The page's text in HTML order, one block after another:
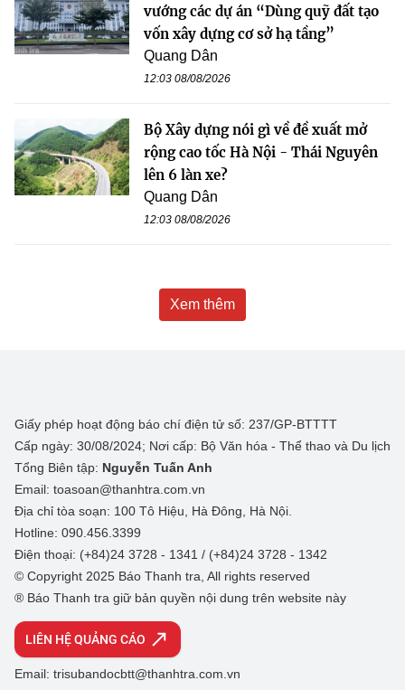
vướng các dự án “Dùng quỹ đất tạo
vốn xây dựng cơ sở hạ tầng”
Quang Dân
12:03 08/08/2026
Bộ Xây dựng nói gì về đề xuất mở
rộng cao tốc Hà Nội - Thái Nguyên
lên 6 làn xe?
Quang Dân
12:03 08/08/2026
Xem thêm
Giấy phép hoạt động báo chí điện tử số: 237/GP-BTTTT
Cấp ngày: 30/08/2024; Nơi cấp: Bộ Văn hóa - Thể thao và Du lịch
Tổng Biên tập: Nguyễn Tuấn Anh
Email: toasoan@thanhtra.com.vn
Địa chỉ tòa soạn: 100 Tô Hiệu, Hà Đông, Hà Nội.
Hotline: 090.456.3399
Điện thoại: (+84)24 3728 - 1341 / (+84)24 3728 - 1342
© Copyright 2025 Báo Thanh tra, All rights reserved
® Báo Thanh tra giữ bản quyền nội dung trên website này
LIÊN HỆ QUẢNG CÁO
Email: trisubandocbtt@thanhtra.com.vn